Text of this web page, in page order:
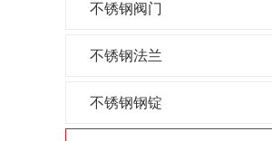
不锈钢阀门
不锈钢法兰
不锈钢钢锭